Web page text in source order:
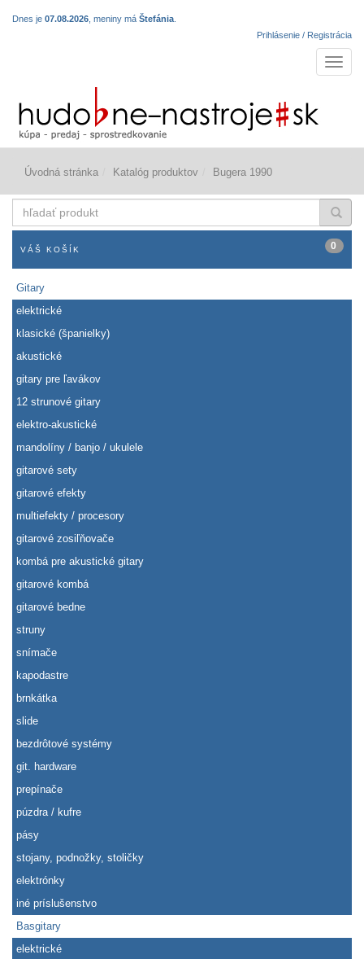
Dnes je 07.08.2026 , meniny má Štefánia
Prihlásenie / Registrácia
Úvodná stránka Katalóg produktov Bugera 1990
produkt
VÁŠ KOŠÍK 0
Gitary
elektrické
klasické (španielky)
akustické
gitary pre ľavákov
12 strunové gitary
elektro-akustické
mandolíny / banjo / ukulele
gitarové sety
gitarové efekty
multiefekty / procesory
gitarové zosiľňovače
kombá pre akustické gitary
gitarové kombá
gitarové bedne
struny
snímače
kapodastre
brnkátka
slide
bezdrôtové systémy
git. hardware
prepínače
púzdra / kufre
pásy
stojany, podnožky, stoličky
elektrónky
iné príslušenstvo
Basgitary
elektrické